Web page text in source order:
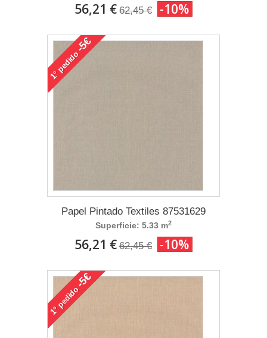
56,21 € 62,45 € -10%
1°
pedido
-5€
Papel Pintado Textiles 87531629
Superficie: 5.33 m2
56,21 € 62,45 € -10%
1°
pedido
-5€